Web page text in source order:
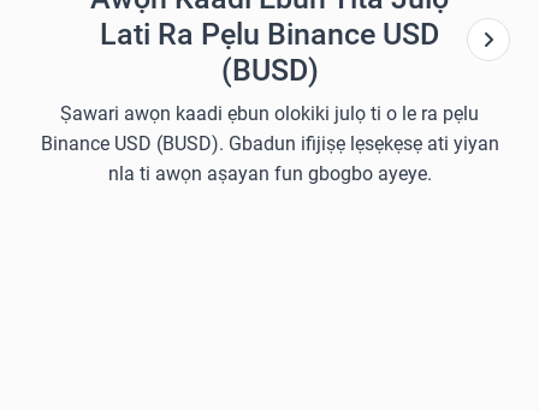
Lati Ra Pẹlu Binance USD
(BUSD)
Ṣawari awọn kaadi ẹbun olokiki julọ ti o le ra pẹlu
Binance USD (BUSD). Gbadun ifijiṣẹ lẹsẹkẹsẹ ati yiyan
nla ti awọn aṣayan fun gbogbo ayeye.